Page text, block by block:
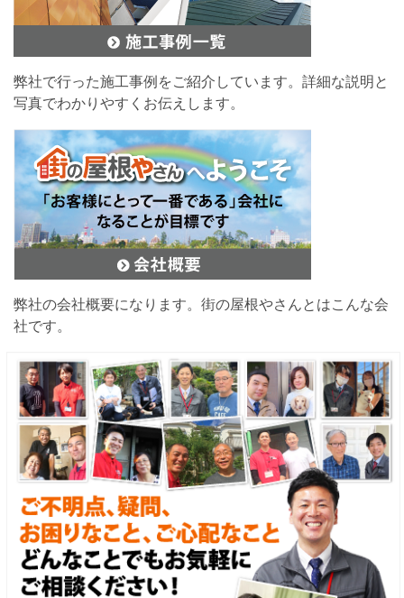
弊社で行った施工事例をご紹介しています。詳細な説明と
写真でわかりやすくお伝えします。
弊社の会社概要になります。街の屋根やさんとはこんな会
社です。